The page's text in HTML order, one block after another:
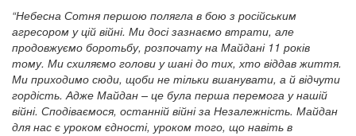
“Небесна Сотня першою полягла в бою з російським
агресором у цій війні. Ми досі зазнаємо втрати, але
продовжуємо боротьбу, розпочату на Майдані 11 років
тому. Ми схиляємо голови у шані до тих, хто віддав життя.
Ми приходимо сюди, щоби не тільки вшанувати, а й відчути
гордість. Адже Майдан – це була перша перемога у нашій
війні. Сподіваємося, останній війні за Незалежність. Майдан
для нас є уроком єдності, уроком того, що навіть в